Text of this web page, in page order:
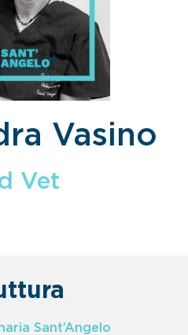
Vasino
Vet
Sant’Angelo